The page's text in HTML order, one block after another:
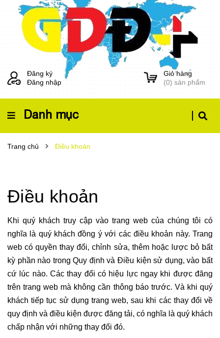
Đăng ký
Đăng nhập
Giỏ hàng
(0) sản phẩm
Danh mục
Trang chủ Điều khoản
Điều khoản
Khi quý khách truy cập vào trang web của chúng tôi có
nghĩa là quý khách đồng ý với các điều khoản này. Trang
web có quyền thay đổi, chỉnh sửa, thêm hoặc lược bỏ bất
kỳ phần nào trong Quy định và Điều kiện sử dụng, vào bất
cứ lúc nào. Các thay đổi có hiệu lực ngay khi được đăng
trên trang web mà không cần thông báo trước. Và khi quý
khách tiếp tục sử dụng trang web, sau khi các thay đổi về
quy định và điều kiện được đăng tải, có nghĩa là quý khách
chấp nhận với những thay đổi đó.